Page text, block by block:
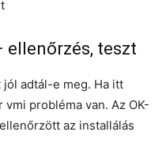
ellenőrzés, teszt
adtál-e meg. Ha itt
probléma van. Az OK-
az installálás